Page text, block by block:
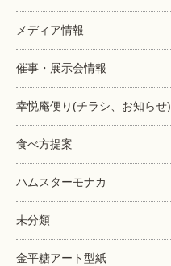
メディア情報
催事・展示会情報
幸悦庵便り(チラシ、お知らせ)
食べ方提案
ハムスターモナカ
未分類
金平糖アート型紙